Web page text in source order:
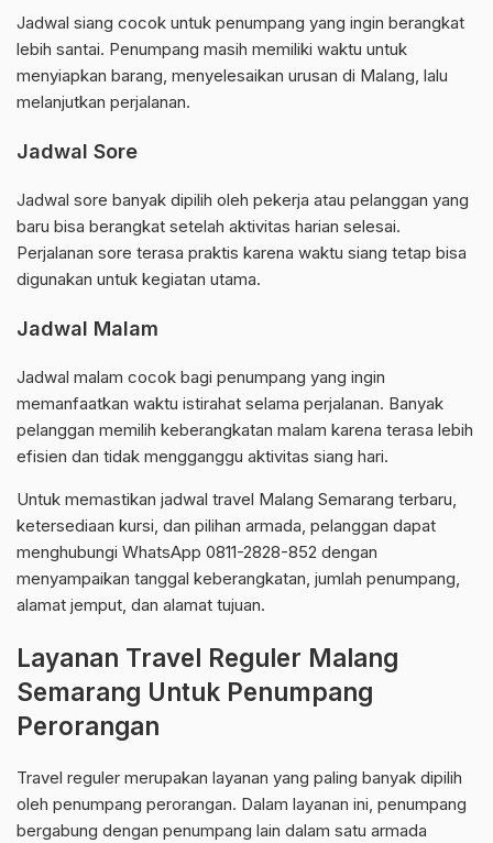
Jadwal siang cocok untuk penumpang yang ingin berangkat
lebih santai. Penumpang masih memiliki waktu untuk
menyiapkan barang, menyelesaikan urusan di Malang, lalu
melanjutkan perjalanan.
Jadwal Sore
Jadwal sore banyak dipilih oleh pekerja atau pelanggan yang
baru bisa berangkat setelah aktivitas harian selesai.
Perjalanan sore terasa praktis karena waktu siang tetap bisa
digunakan untuk kegiatan utama.
Jadwal Malam
Jadwal malam cocok bagi penumpang yang ingin
memanfaatkan waktu istirahat selama perjalanan. Banyak
pelanggan memilih keberangkatan malam karena terasa lebih
efisien dan tidak mengganggu aktivitas siang hari.
Untuk memastikan jadwal travel Malang Semarang terbaru,
ketersediaan kursi, dan pilihan armada, pelanggan dapat
menghubungi WhatsApp 0811-2828-852 dengan
menyampaikan tanggal keberangkatan, jumlah penumpang,
alamat jemput, dan alamat tujuan.
Layanan Travel Reguler Malang
Semarang Untuk Penumpang
Perorangan
Travel reguler merupakan layanan yang paling banyak dipilih
oleh penumpang perorangan. Dalam layanan ini, penumpang
bergabung dengan penumpang lain dalam satu armada